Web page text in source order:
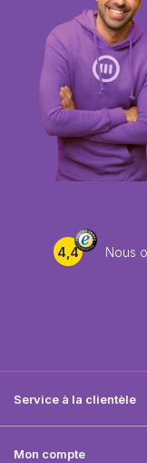
4,4 Nous
Service à la clientèle
Mon compte